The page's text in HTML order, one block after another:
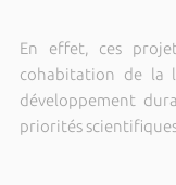
En effet, ces
cohabitation de la
développement
priorités scientifiques